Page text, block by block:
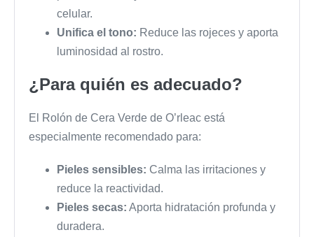
celular.
Unifica el tono: Reduce las rojeces y aporta
luminosidad al rostro.
¿Para quién es adecuado?
El Rolón de Cera Verde de O’rleac está
especialmente recomendado para:
Pieles sensibles: Calma las irritaciones y
reduce la reactividad.
Pieles secas: Aporta hidratación profunda y
duradera.